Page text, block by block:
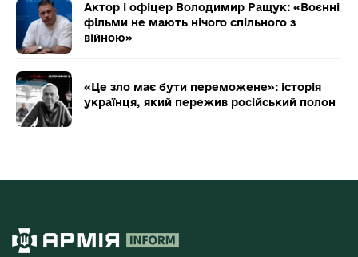
Актор і офіцер Володимир Ращук: «Воєнні
фільми не мають нічого спільного з
війною»
«Це зло має бути переможене»: історія
українця, який пережив російський полон